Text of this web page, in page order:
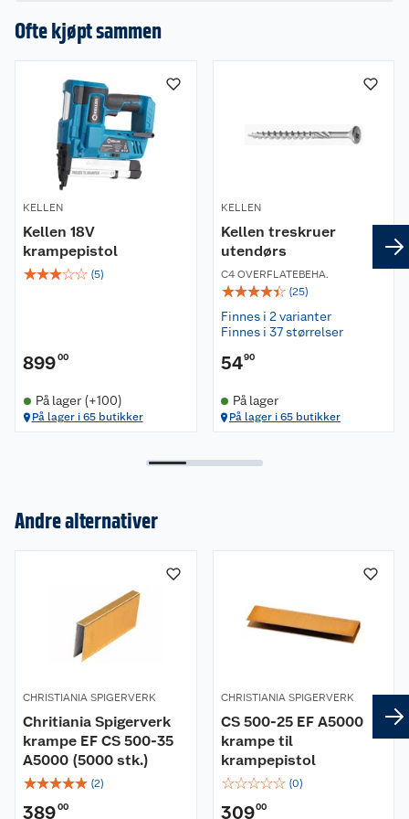
en omtale.
Ofte kjøpt sammen
KELLEN
Kellen 18V
krampepistol
☆☆☆☆☆ (5)
89900
På lager (+100)
På lager i 65 butikker
KELLEN
Kellen treskruer
utendørs
C4 OVERFLATEBEHA.
☆☆☆☆☆ (25)
Finnes i 2 varianter
Finnes i 37 størrelser
5490
På lager
På lager i 65 butikker
Andre alternativer
CHRISTIANIA SPIGERVERK
Chritiania Spigerverk
krampe EF CS 500-35
A5000 (5000 stk.)
☆☆☆☆☆ (2)
38900
CHRISTIANIA SPIGERVERK
CS 500-25 EF A5000
krampe til
krampepistol
☆☆☆☆☆ (0)
30900
Kontakt oss
Retur- og angrerett
Reklamasjon
Ofte stilte spørsmål
Om oss
Våre merkevarer
Våre kjeder
Kjøpsvilkår
Personvern
Cookies
Lavprisløfte
Åpent kjøp
Hageinspirasjon
Oppussing med utemaling
Oppussing med innemaling